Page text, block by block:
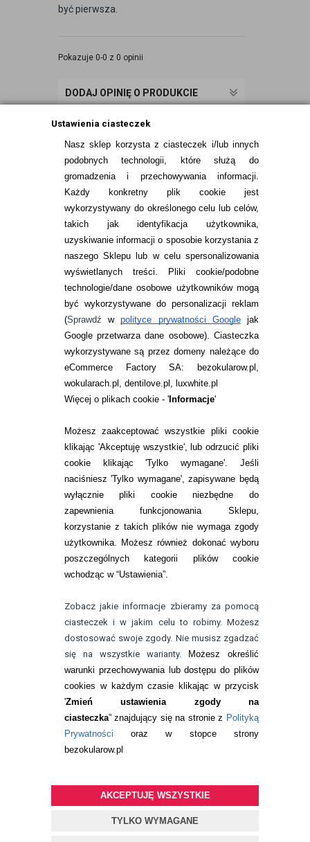
Ustawienia ciasteczek
Nasz sklep korzysta z ciasteczek i/lub innych
podobnych technologii, które służą do
gromadzenia i przechowywania informacji.
Każdy konkretny plik cookie jest
wykorzystywany do określonego celu lub celów,
takich jak identyfikacja użytkownika,
uzyskiwanie informacji o sposobie korzystania z
naszego Sklepu lub w celu spersonalizowania
wyświetlanych treści.
Pliki cookie/podobne
technologie/dane osobowe użytkowników mogą
być wykorzystywane do personalizacji reklam
(Sprawdźwpolityce prywatności Googlejak
Google przetwarza dane osobowe). Ciasteczka
wykorzystywane są przez domeny należące do
eCommerce Factory SA: bezokularow.pl,
wokularach.pl, dentilove.pl, luxwhite.pl
Więcej o plikach cookie - 'Informacje'
Możesz zaakceptować wszystkie pliki cookie
klikając 'Akceptuję wszystkie', lub odrzucić pliki
cookie klikając 'Tylko wymagane'. Jeśli
naciśniesz 'Tylko wymagane', zapisywane będą
wyłącznie pliki cookie niezbędne do
zapewnienia funkcjonowania Sklepu,
korzystanie z takich plików nie wymaga zgody
użytkownika. Możesz również dokonać wyboru
poszczególnych kategorii plików cookie
wchodząc w “Ustawienia”.
Zobacz jakie informacje zbieramy za pomocą
ciasteczek i w jakim celu to robimy. Możesz
dostosować swoje zgody. Nie musisz zgadzać
się na wszystkie warianty.
Możesz określić
warunki przechowywania lub dostępu do plików
cookies w każdym czasie klikając w przycisk
'Zmień ustawienia zgody na
ciasteczka” znajdujący się na stronie z Polityką
Prywatności oraz w stopce strony
bezokularow.pl
AKCEPTUJĘ WSZYSTKIE
TYLKO WYMAGANE
być pierwsza.
Pokazuje 0-0 z 0 opinii
DODAJ OPINIĘ O PRODUKCIE
INFORMACJE KONTAKTOWE
JAK ZAMAWIAĆ?
ZWROTY I REKLAMACJA
WARUNKI ZAKUPÓW
RANKINGI SOCZEWEK
SOCZEWKI KOLOROWE
Zwrot (odstąpienie od umowy)
ZMIEŃ USTAWIENIA ZGODY NA CIASTECZKA
KONTAKT
telefon:
22 113 44 42
telefon:
732 08 08 72
kontakt@bezokularow.pl
BEZOKULARÓW.PL | soczewki kontaktowe i płyny